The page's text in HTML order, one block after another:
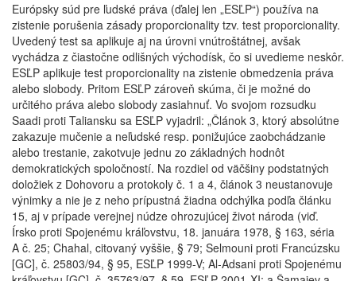
Európsky súd pre ľudské práva (ďalej len „ESĽP“) používa na
zistenie porušenia zásady proporcionality tzv. test proporcionality.
Uvedený test sa aplikuje aj na úrovni vnútroštátnej, avšak
vychádza z čiastočne odlišných východísk, čo si uvedieme neskôr.
ESĽP aplikuje test proporcionality na zistenie obmedzenia práva
alebo slobody. Pritom ESĽP zároveň skúma, či je možné do
určitého práva alebo slobody zasiahnuť. Vo svojom rozsudku
Saadi proti Taliansku sa ESĽP vyjadril: „Článok 3, ktorý absolútne
zakazuje mučenie a neľudské resp. ponižujúce zaobchádzanie
alebo trestanie, zakotvuje jednu zo základných hodnôt
demokratických spoločností. Na rozdiel od väčšiny podstatných
doložiek z Dohovoru a protokoly č. 1 a 4, článok 3 neustanovuje
výnimky a nie je z neho prípustná žiadna odchýlka podľa článku
15, aj v prípade verejnej núdze ohrozujúcej život národa (viď.
Írsko proti Spojenému kráľovstvu, 18. januára 1978, § 163, séria
A č. 25; Chahal, citovaný vyššie, § 79; Selmouni proti Francúzsku
[GC], č. 25803/94, § 95, ESĽP 1999-V; Al-Adsani proti Spojenému